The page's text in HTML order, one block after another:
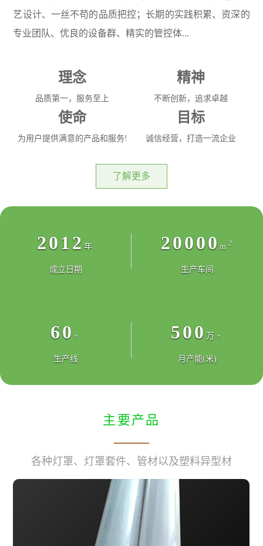
艺设计、一丝不苟的品质把控；长期的实践积累、资深的
专业团队、优良的设备群、精实的管控体...
理念
品质第一，服务至上
精神
不断创新，追求卓越
使命
为用户提供满意的产品和服务!
目标
诚信经营，打造一流企业
了解更多
2012 年
成立日期
20000 m 2
生产车间
60 +
生产线
500 万+
月产能(米)
主要产品
各种灯罩、灯罩套件、管材以及塑料异型材